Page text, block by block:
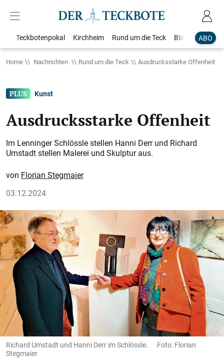
ABO
Teckbotenpokal Kirchheim Rund um die Teck Blaulicht
Home Nachrichten Rund um die Teck Ausdrucksstarke Offenheit
Kunst
Ausdrucksstarke Offenheit
Im Lenninger Schlössle stellen Hanni Derr und Richard
Umstadt stellen Malerei und Skulptur aus.
Florian Stegmaier
03.12.2024
Richard Umstadt und Hanni Derr im Schlössle. Foto: Florian
Stegmaier